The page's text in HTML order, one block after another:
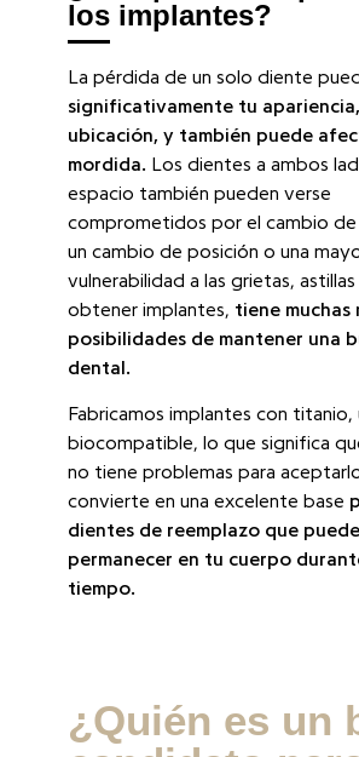
los implantes?
La pérdida de un solo diente
significativamente tu
ubicación, y también puede
mordida. Los dientes a ambos
espacio también pueden verse
comprometidos por el cambio
un cambio de posición o una
vulnerabilidad a las grietas, astillas
obtener implantes, tiene muchas
posibilidades de mantener una
dental.
Fabricamos implantes con titanio,
biocompatible, lo que significa
no tiene problemas para
convierte en una excelente base
dientes de reemplazo que
permanecer en tu cuerpo
tiempo.
¿Quién es un